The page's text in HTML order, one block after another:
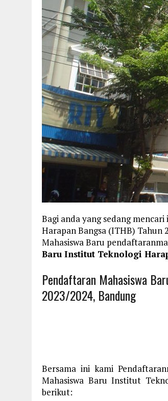
Bagi anda yang sedang
Harapan Bangsa (ITHB) Tahun
Mahasiswa Baru
Baru Institut Teknologi
Pendaftaran Mahasiswa
2023/2024, Bandung
Bersama ini kami
Mahasiswa Baru Institut
berikut: